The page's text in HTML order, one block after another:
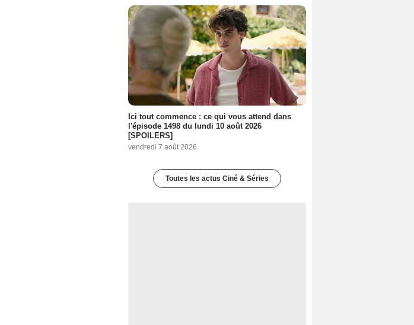
Ici tout commence : ce qui vous attend dans
l'épisode 1498 du lundi 10 août 2026
[SPOILERS]
vendredi 7 août 2026
Toutes les actus Ciné & Séries